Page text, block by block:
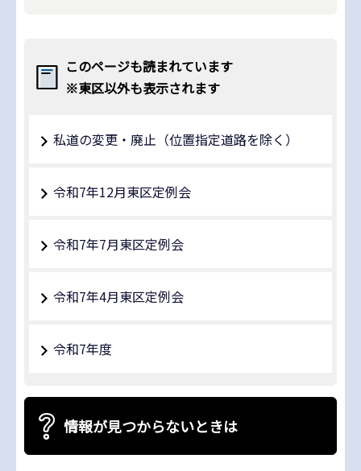
このページも読まれています
※東区以外も表示されます
私道の変更・廃止（位置指定道路を除く）
令和7年12月東区定例会
令和7年7月東区定例会
令和7年4月東区定例会
令和7年度
情報が見つからないときは